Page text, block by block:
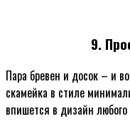
9.
Пара бревен и досок – и
скамейка в стиле
впишется в дизайн